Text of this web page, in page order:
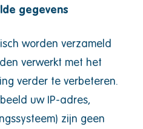
gegevens
worden verzameld
verwerkt met het
verder te verbeteren.
uw IP-adres,
zijn geen